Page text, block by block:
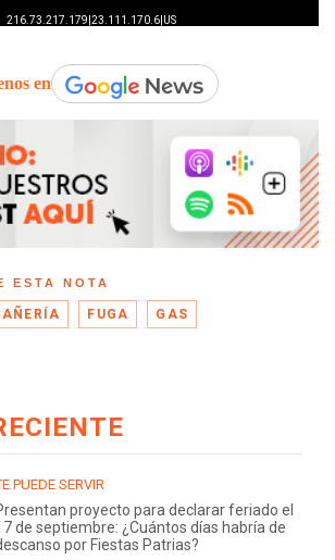
en
ESTA NOTA
FUGA GAS
PUEDE SERVIR
proyecto para declarar feriado el
de septiembre: ¿Cuántos días habría de
por Fiestas Patrias?